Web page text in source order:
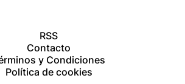
RSS
Contacto
y Condiciones
Política de cookies